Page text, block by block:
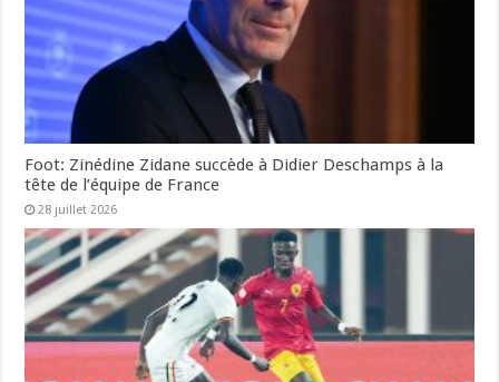
Foot: Zinédine Zidane succède à Didier Deschamps à la
tête de l’équipe de France
28 juillet 2026